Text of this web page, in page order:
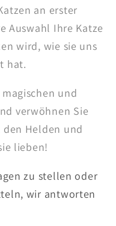
an erster
Auswahl Ihre Katze
wird, wie sie uns
hat.
und
verwöhnen Sie
Helden und
lieben!
zu stellen oder
wir antworten